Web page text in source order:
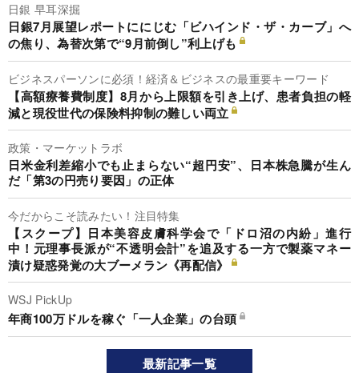
日銀 早耳深掘
日銀7月展望レポートににじむ「ビハインド・ザ・カーブ」へ
の焦り、為替次第で“9月前倒し”利上げも
ビジネスパーソンに必須！経済＆ビジネスの最重要キーワード
【高額療養費制度】8月から上限額を引き上げ、患者負担の軽
減と現役世代の保険料抑制の難しい両立
政策・マーケットラボ
日米金利差縮小でも止まらない“超円安”、日本株急騰が生ん
だ「第3の円売り要因」の正体
今だからこそ読みたい！注目特集
【スクープ】日本美容皮膚科学会で「ドロ沼の内紛」進行
中！元理事長派が“不透明会計”を追及する一方で製薬マネー
漬け疑惑発覚の大ブーメラン《再配信》
WSJ PickUp
年商100万ドルを稼ぐ「一人企業」の台頭
最新記事一覧